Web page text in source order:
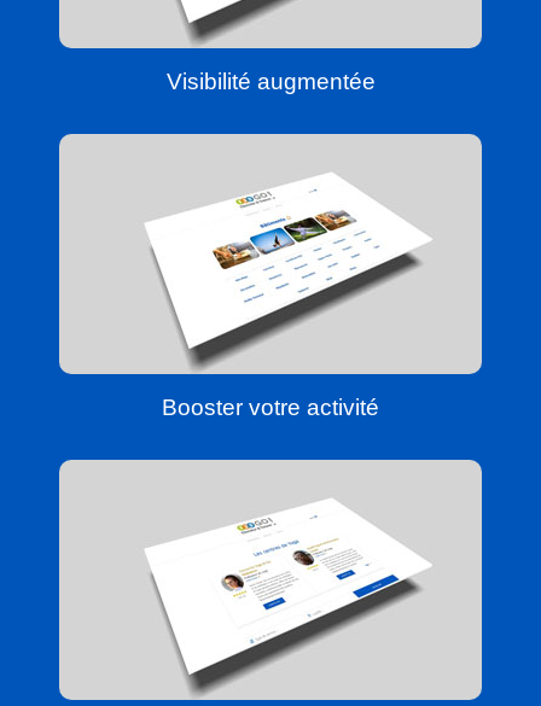
Visibilité augmentée
Booster votre activité